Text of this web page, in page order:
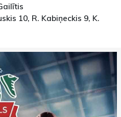
10, R. Kabiņeckis 9, K.